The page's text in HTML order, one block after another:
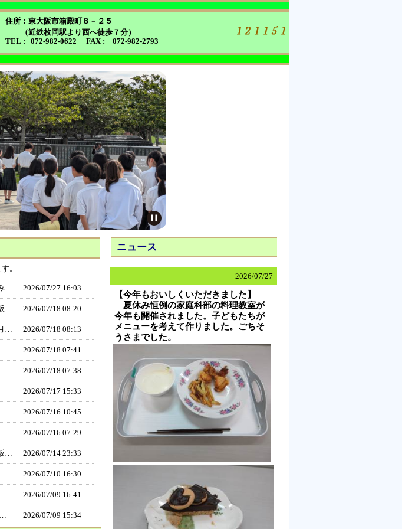
住所：東大阪市箱殿町８－２５
（近鉄枚岡駅より西へ徒歩７分）
TEL : 072-982-0622 FAX : 072-982-2793
。
【今年もおいしくいただきました】 夏休み恒例の家庭科部の料理教室が今年も開催されました。子どもたちがメニューを考えて作りました。ごちそうさまでした。 2026/07/27 16:03
【教職員研修】 １学期終業式の後、東大阪市教育委員会指導主事を講師として招き、「服務に関する」研修を行いました。講義だけでなく、事例についてグループで話し合う時間もあり、学びが深まる研修となりました。 2026/07/18 08:20
【水泳授業終了】 今年度の水泳授業は７月１６日で終了しました。３年生は本校のプールを使うのは最後。背泳ぎのテスト終了後、みんなで楽しむ時間がありました。 2026/07/18 08:13
2026/07/18 07:41
2026/07/18 07:38
2026/07/17 15:33
2026/07/16 10:45
2026/07/16 07:29
【先輩があいさつ運動に来ました】 東大阪市立日新高校の生徒３名が、朝のあいさつ運動に参加しました。いつもより多くの人が集まり、「おはようございます。」と元気な声で中学生を出迎えました。今回、日新高校から参加した３名は本校を卒業した生徒で、知り合いの在校生や先生と笑顔で声を掛け合う場面も見られました。次の機会を楽しみにしています。 2026/07/14 23:33
【1学期最後の給食】 ごはん 発酵乳 米粉の夏野菜のカレーシチュー 枝豆と野菜のサラダ ささみフライ 2026/07/10 16:30
【３年水泳授業】 梅雨も明け、快晴の下、３年生の水泳授業がありました。グループに分かれ背泳ぎをみんなで習得できるよう頑張っていました。 2026/07/09 16:41
【今日の給食】 ごはん 牛乳 厚揚げの中華煮 くきわかめのサラダ しぐれ煮 2026/07/09 15:34
ニュース
2026/07/27
【今年もおいしくいただきました】
夏休み恒例の家庭科部の料理教室が
今年も開催されました。子どもたちが
メニューを考えて作りました。ごちそ
うさまでした。